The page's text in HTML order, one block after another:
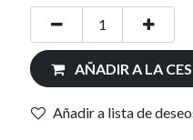
AÑADIR A LA
Añadir a lista de